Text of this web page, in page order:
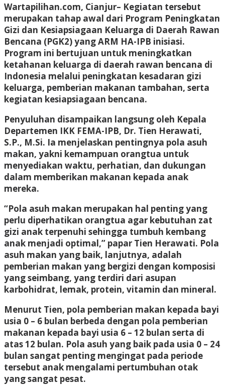
Wartapilihan.com, Cianjur– Kegiatan tersebut
merupakan tahap awal dari Program Peningkatan
Gizi dan Kesiapsiagaan Keluarga di Daerah Rawan
Bencana (PGK2) yang ARM HA-IPB inisiasi.
Program ini bertujuan untuk meningkatkan
ketahanan keluarga di daerah rawan bencana di
Indonesia melalui peningkatan kesadaran gizi
keluarga, pemberian makanan tambahan, serta
kegiatan kesiapsiagaan bencana.
Penyuluhan disampaikan langsung oleh Kepala
Departemen IKK FEMA-IPB, Dr. Tien Herawati,
S.P., M.Si. Ia menjelaskan pentingnya pola asuh
makan, yakni kemampuan orangtua untuk
menyediakan waktu, perhatian, dan dukungan
dalam memberikan makanan kepada anak
mereka.
“Pola asuh makan merupakan hal penting yang
perlu diperhatikan orangtua agar kebutuhan zat
gizi anak terpenuhi sehingga tumbuh kembang
anak menjadi optimal,” papar Tien Herawati. Pola
asuh makan yang baik, lanjutnya, adalah
pemberian makan yang bergizi dengan komposisi
yang seimbang, yang terdiri dari asupan
karbohidrat, lemak, protein, vitamin dan mineral.
Menurut Tien, pola pemberian makan kepada bayi
usia 0 – 6 bulan berbeda dengan pola pemberian
makanan kepada bayi usia 6 – 12 bulan serta di
atas 12 bulan. Pola asuh yang baik pada usia 0 – 24
bulan sangat penting mengingat pada periode
tersebut anak mengalami pertumbuhan otak
yang sangat pesat.